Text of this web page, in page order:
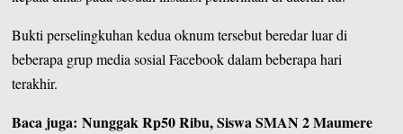
Bukti perselingkuhan kedua oknum tersebut beredar luar di
beberapa grup media sosial Facebook dalam beberapa hari
terakhir.
Baca juga:Nunggak Rp50 Ribu, Siswa SMAN 2 Maumere